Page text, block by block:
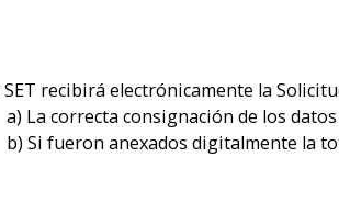
SET recibirá electrónicamente la
La correcta consignación de los
Si fueron anexados digitalmente la